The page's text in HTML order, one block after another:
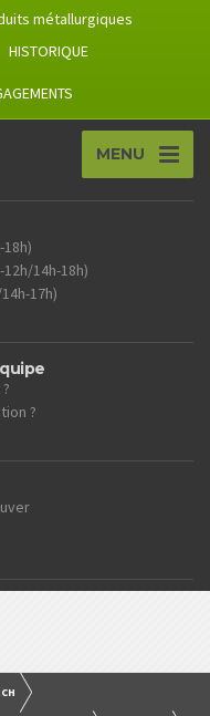
métallurgiques
HISTORIQUE
MENU
14h-18h)
17h)
?